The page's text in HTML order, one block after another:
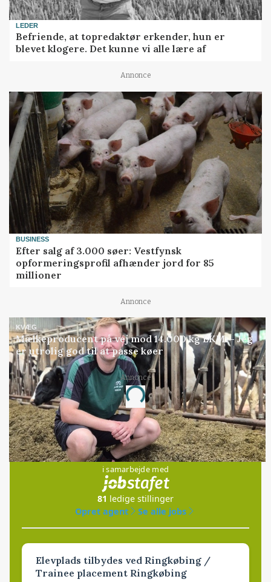
LEDER
Befriende, at topredaktør erkender, hun er
blevet klogere. Det kunne vi alle lære af
Annonce
BUSINESS
Efter salg af 3.000 søer: Vestfynsk
opformeringsprofil afhænder jord for 85
millioner
Annonce
KVÆG
Mælkeproducent på vej mod 14.000 kg EKM: - Jeg
er utrolig god til at passe køer
Annonce
Loading...
Jobs
i samarbejde med
81 ledige stillinger
Opret agent
Se alle jobs
Elevplads tilbydes ved Ringkøbing /
Trainee placement Ringkøbing